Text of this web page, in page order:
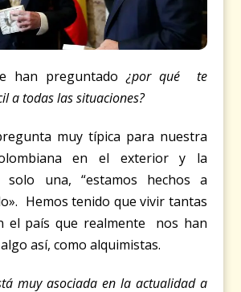
han preguntado¿por qué te
a todas las situaciones?
muy típica para nuestra
en el exterior y la
solo una, “estamos hechos a
Hemos tenido que vivir tantas
el país que realmente nos han
así, como alquimistas.
muy asociada en la actualidad a